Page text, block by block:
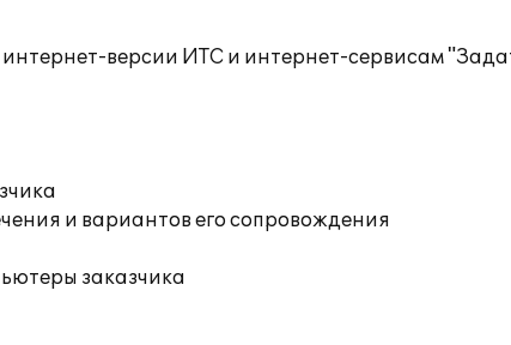
версии ИТС и интернет-сервисам
и вариантов его сопровождения
заказчика